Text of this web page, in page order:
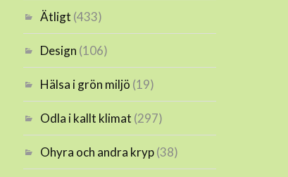
Ätligt (433)
Design (106)
Hälsa i grön miljö (19)
Odla i kallt klimat (297)
Ohyra och andra kryp(38)